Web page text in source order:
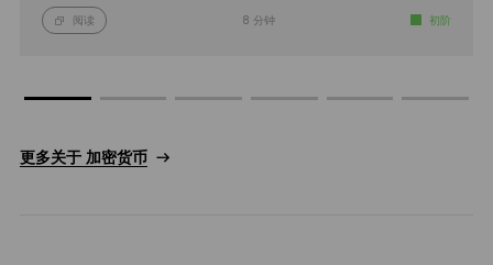
阅读 8 分钟 初阶
更多关于 加密货币